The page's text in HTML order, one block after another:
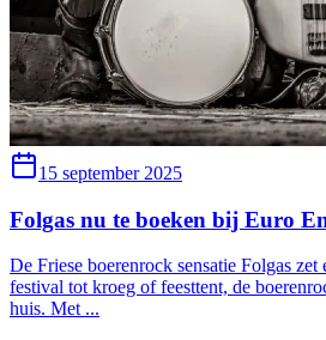
15 september 2025
Folgas nu te boeken bij Euro
De Friese boerenrock sensatie Folgas
festival tot kroeg of feesttent, de
huis. Met ...